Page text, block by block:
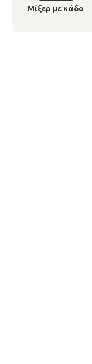
Μίξερ με κάδο